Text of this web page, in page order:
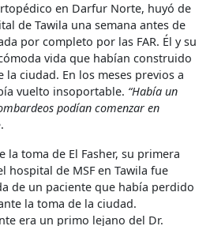
en Darfur Norte, huyó de
de Tawila una semana antes de
por completo por las FAR. Él y su
vida que habían construido
ciudad. En los meses previos a
vuelto insoportable. “Había un
podían comenzar en
la toma de El Fasher, su primera
hospital de MSF en Tawila fue
de un paciente que había perdido
la toma de la ciudad.
era un primo lejano del Dr.